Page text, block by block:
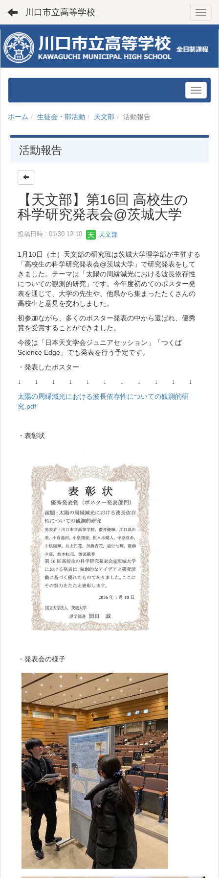
川口市立高等学校
ホーム 生徒会・部活動 天文部 活動報告
活動報告
【天文部】第16回 高校生の
科学研究発表会@茨城大学
投稿日時 : 01/30 12:10 天文部
1月10日（土）天文部の研究班は茨城大学理学部が主催する
「高校生の科学研究発表会@茨城大学」で研究発表をして
きました。テーマは「太陽の周縁減光における波長依存性
についての観測的研究」です。今年度初めてのポスター発
表を通じて、大学の先生や、他県から集まったたくさんの
高校生と意見を交わしました。
初参加ながら、多くのポスター発表の中から選ばれ、優秀
賞を受賞することができました。
今後は「日本天文学会ジュニアセッション」「つくば
Science Edge」でも発表を行う予定です。
・発表したポスター
↓ ↓ ↓ ↓ ↓ ↓ ↓ ↓ ↓ ↓ ↓
太陽の周縁減光における波長依存性についての観測的研
究.pdf
・表彰状
・発表会の様子